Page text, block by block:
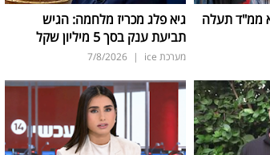
ממ"ד תעלה
גיא פלג מכריז מלחמה: הגיש
תביעת ענק בסך 5 מיליון שקל
מערכת ice |
7/8/2026